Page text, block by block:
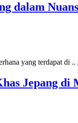
dalam
yang terdapat di ..
Jepang di